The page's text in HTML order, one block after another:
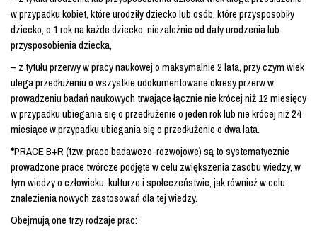
w przypadku kobiet, które urodziły dziecko lub osób, które przysposobiły
dziecko, o 1 rok na każde dziecko, niezależnie od daty urodzenia lub
przysposobienia dziecka,
– z tytułu przerwy w pracy naukowej o maksymalnie 2 lata, przy czym wiek
ulega przedłużeniu o wszystkie udokumentowane okresy przerw w
prowadzeniu badań naukowych trwające łącznie nie krócej niż 12 miesięcy
w przypadku ubiegania się o przedłużenie o jeden rok lub nie krócej niż 24
miesiące w przypadku ubiegania się o przedłużenie o dwa lata.
*PRACE B+R (tzw. prace badawczo-rozwojowe) są to systematycznie
prowadzone prace twórcze podjęte w celu zwiększenia zasobu wiedzy, w
tym wiedzy o człowieku, kulturze i społeczeństwie, jak również w celu
znalezienia nowych zastosowań dla tej wiedzy.
Obejmują one trzy rodzaje prac: